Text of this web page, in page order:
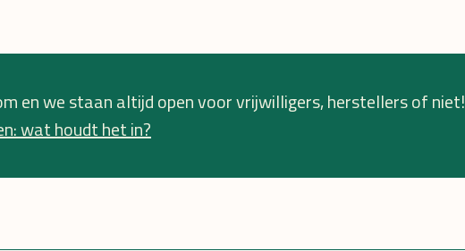
en we staan altijd open voor vrijwilligers, herstellers of niet!
wat houdt het in?